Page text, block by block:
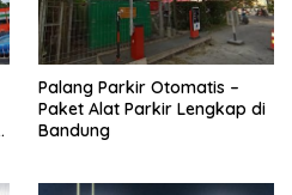
Palang Parkir Otomatis –
Paket Alat Parkir Lengkap di
Bandung